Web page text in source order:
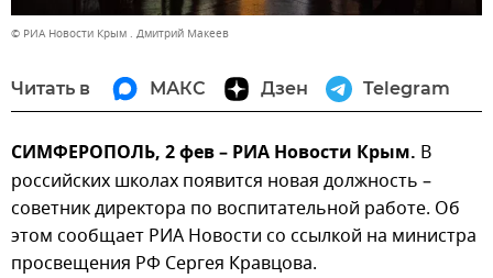
© РИА Новости Крым . Дмитрий Макеев
Читать в МАКС Дзен Telegram
СИМФЕРОПОЛЬ, 2 фев – РИА Новости Крым. В
российских школах появится новая должность –
советник директора по воспитательной работе. Об
этом сообщает РИА Новости со ссылкой на министра
просвещения РФ Сергея Кравцова.